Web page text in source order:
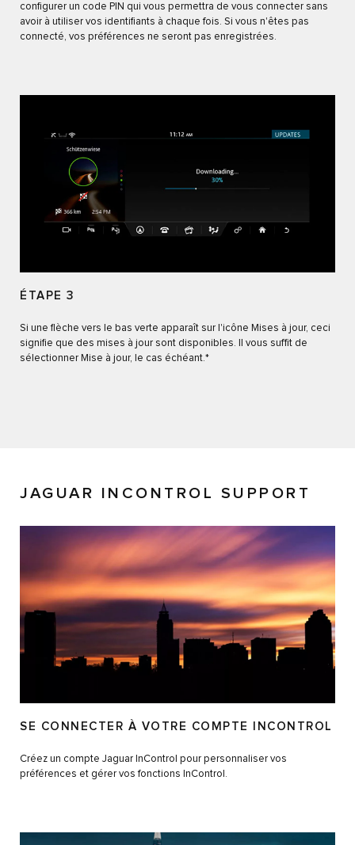
configurer un code PIN qui vous permettra de vous connecter sans
avoir à utiliser vos identifiants à chaque fois. Si vous n'êtes pas
connecté, vos préférences ne seront pas enregistrées.
ÉTAPE 3
Si une flèche vers le bas verte apparaît sur l'icône Mises à jour, ceci
signifie que des mises à jour sont disponibles. Il vous suffit de
sélectionner Mise à jour, le cas échéant.*
JAGUAR INCONTROL SUPPORT
SE CONNECTER À VOTRE COMPTE INCONTROL
Créez un compte Jaguar InControl pour personnaliser vos
préférences et gérer vos fonctions InControl.